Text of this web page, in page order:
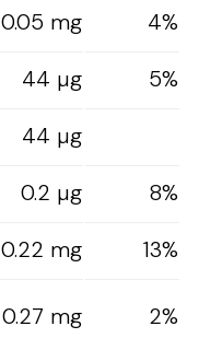
0.05 mg
4%
44 µg
5%
44 µg
0.2 µg
8%
0.22 mg
13%
0.27 mg 2%